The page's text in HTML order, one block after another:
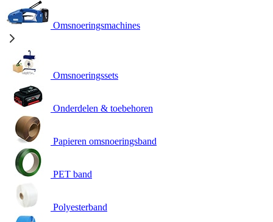
Omsnoeringsmachines
Omsnoeringssets
Onderdelen & toebehoren
Papieren omsnoeringsband
PET band
Polyesterband